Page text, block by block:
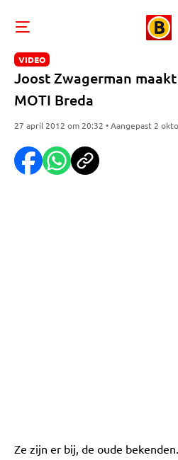
VIDEO
Joost Zwagerman
MOTI Breda
27 april 2012 om 20:32 • Aangepast 2
Ze zijn er bij, de oude